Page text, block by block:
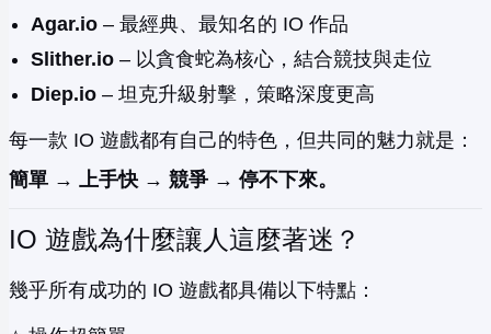
Agar.io – 最經典、最知名的 IO 作品
Slither.io – 以貪食蛇為核心，結合競技與走位
Diep.io – 坦克升級射擊，策略深度更高
每一款 IO 遊戲都有自己的特色，但共同的魅力就是：
簡單 → 上手快 → 競爭 → 停不下來。
IO 遊戲為什麼讓人這麼著迷？
幾乎所有成功的 IO 遊戲都具備以下特點：